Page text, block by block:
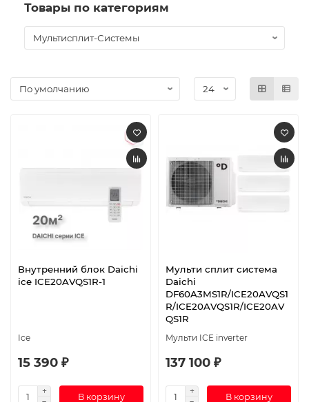
Товары по категориям
Внутренний блок Daichi
ice ICE20AVQS1R-1
Ice
15 390 ₽
В корзину
Мульти сплит система
Daichi
DF60A3MS1R/ICE20AVQS1
R/ICE20AVQS1R/ICE20AV
QS1R
Мульти ICE inverter
137 100 ₽
В корзину